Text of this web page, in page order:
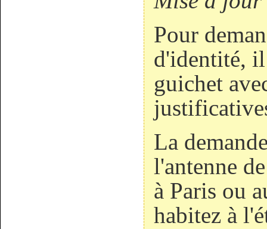
Pour
d'identité, il
guichet
La
l'antenne
à Paris ou
habitez à